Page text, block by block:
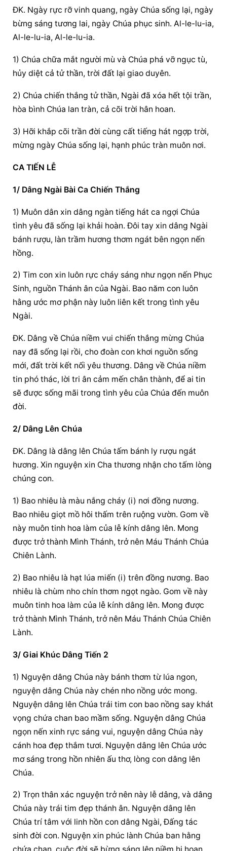
ĐK. Ngày rực rỡ vinh quang, ngày Chúa sống lại, ngày
bừng sáng tương lai, ngày Chúa phục sinh. Al-le-lu-ia,
Al-le-lu-ia, Al-le-lu-ia.
1) Chúa chữa mắt người mù và Chúa phá vỡ ngục tù,
hủy diệt cả tử thần, trời đất lại giao duyên.
2) Chúa chiến thắng tử thần, Ngài đã xóa hết tội trần,
hòa bình Chúa lan tràn, cả cõi trời hân hoan.
3) Hỡi khắp cõi trần đời cùng cất tiếng hát ngợp trời,
mừng ngày Chúa sống lại, hạnh phúc tràn muôn nơi.
CA TIẾN LỄ
1/ Dâng Ngài Bài Ca Chiến Thắng
1) Muôn dân xin dâng ngàn tiếng hát ca ngợi Chúa
tình yêu đã sống lại khải hoàn. Đôi tay xin dâng Ngài
bánh rượu, làn trầm hương thơm ngát bên ngọn nến
hồng.
2) Tim con xin luôn rực cháy sáng như ngọn nến Phục
Sinh, nguồn Thánh ân của Ngài. Bao năm con luôn
hằng ước mơ phận này luôn liên kết trong tình yêu
Ngài.
ĐK. Dâng về Chúa niềm vui chiến thắng mừng Chúa
nay đã sống lại rồi, cho đoàn con khơi nguồn sống
mới, đất trời kết nối yêu thương. Dâng về Chúa niềm
tin phó thác, lời tri ân cảm mến chân thành, để ai tin
sẽ được sống mãi trong tình yêu của Chúa đến muôn
đời.
2/ Dâng Lên Chúa
ĐK. Dâng là dâng lên Chúa tấm bánh ly rượu ngát
hương. Xin nguyện xin Cha thương nhận cho tấm lòng
chúng con.
1) Bao nhiêu là màu nắng cháy (i) nơi đồng nương.
Bao nhiêu giọt mồ hôi thấm trên ruộng vườn. Gom về
này muôn tinh hoa làm của lễ kính dâng lên. Mong
được trở thành Mình Thánh, trở nên Máu Thánh Chúa
Chiên Lành.
2) Bao nhiêu là hạt lúa miến (i) trên đồng nương. Bao
nhiêu là chùm nho chín thơm ngọt ngào. Gom về này
muôn tinh hoa làm của lễ kính dâng lên. Mong được
trở thành Mình Thánh, trở nên Máu Thánh Chúa Chiên
Lành.
3/ Giai Khúc Dâng Tiến 2
1) Nguyện dâng Chúa này bánh thơm từ lúa ngon,
nguyện dâng Chúa này chén nho nồng ước mong.
Nguyện dâng lên Chúa trái tim con bao nồng say khát
vọng chứa chan bao mầm sống. Nguyện dâng Chúa
ngọn nến xinh rực sáng vui, nguyện dâng Chúa này
cánh hoa đẹp thắm tươi. Nguyện dâng lên Chúa ước
mơ sáng trong hồn nhiên ấu thơ, lòng con dâng lên
Chúa.
2) Trọn thân xác nguyện trở nên này lễ dâng, và dâng
Chúa này trái tim đẹp thánh ân. Nguyện dâng lên
Chúa trí tâm với linh hồn con dâng Ngài, Đấng tác
sinh đời con. Nguyện xin phúc lành Chúa ban hằng